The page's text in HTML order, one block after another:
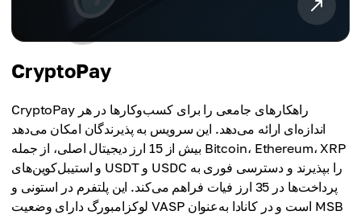
CryptoPay
CryptoPay راهکارهای جامعی را برای کسب‌وکارها در هر
اندازه‌ای ارائه می‌دهد. این سرویس به پذیرندگان امکان می‌دهد
بیش از 15 ارز دیجیتال اصلی، از جمله Bitcoin، Ethereum، XRP
و استیبل‌کوین‌های USDT و USDC را بپذیرند و دسترسی فوری به
پرداخت‌ها در 35 ارز فیات فراهم می‌کند. این پلتفرم در استونی و
لوکزامبورگ دارای وضعیت VASP است و در کانادا به‌عنوان MSB